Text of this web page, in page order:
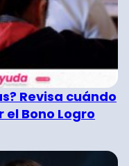
Revisa cuándo
Bono Logro